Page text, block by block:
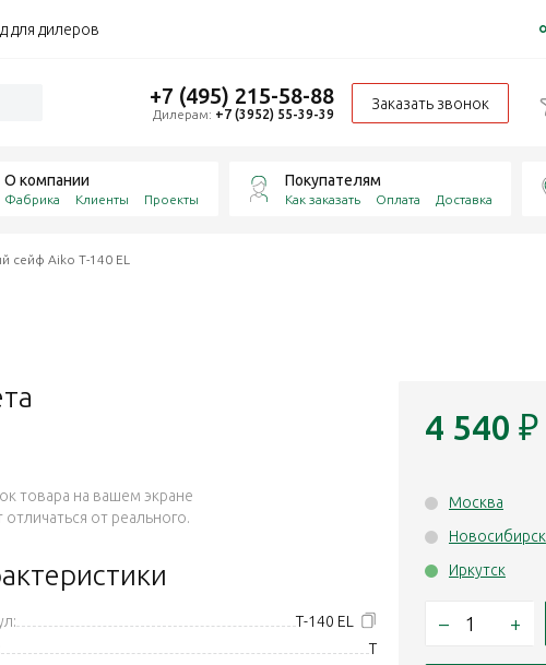
для дилеров
+7 (495) 215-58-88
Дилерам: +7 (3952) 55-39-39
Заказать звонок
О компании
Фабрика Клиенты Проекты
Покупателям
Как заказать Оплата Доставка
сейф Aiko Т-140 EL
товара на вашем экране
от реального.
Т-140 EL
T
4 540 ₽
Москва
Новосибирск
Иркутск
– +